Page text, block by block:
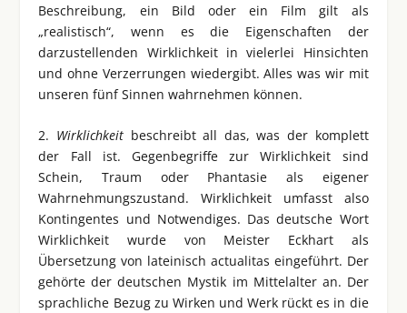
Beschreibung, ein Bild oder ein Film gilt als
„realistisch“, wenn es die Eigenschaften der
darzustellenden Wirklichkeit in vielerlei Hinsichten
und ohne Verzerrungen wiedergibt. Alles was wir mit
unseren fünf Sinnen wahrnehmen können.
2. Wirklichkeit beschreibt all das, was der komplett
der Fall ist. Gegenbegriffe zur Wirklichkeit sind
Schein, Traum oder Phantasie als eigener
Wahrnehmungszustand. Wirklichkeit umfasst also
Kontingentes und Notwendiges. Das deutsche Wort
Wirklichkeit wurde von Meister Eckhart als
Übersetzung von lateinisch actualitas eingeführt. Der
gehörte der deutschen Mystik im Mittelalter an. Der
sprachliche Bezug zu Wirken und Werk rückt es in die